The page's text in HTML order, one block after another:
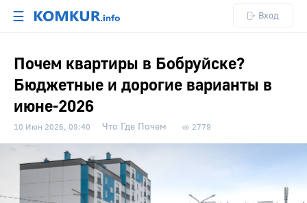
☰ Вход
Почем квартиры в Бобруйске?
Бюджетные и дорогие варианты в
июне-2026
10 Июн 2026, 09:40 Что Где Почем 2779